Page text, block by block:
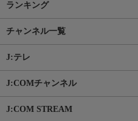
ランキング
チャンネル一覧
J:テレ
J:COMチャンネル
J:COM STREAM